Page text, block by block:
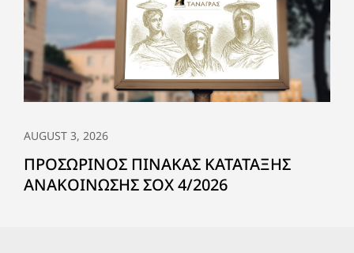
AUGUST 3, 2026
ΠΡΟΣΩΡΙΝΟΣ ΠΙΝΑΚΑΣ ΚΑΤΑΤΑΞΗΣ
ΑΝΑΚΟΙΝΩΣΗΣ ΣΟΧ 4/2026